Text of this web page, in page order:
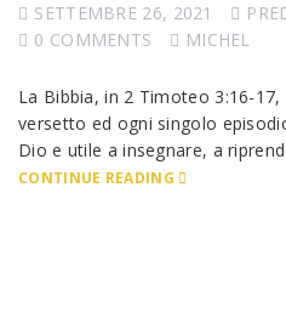
SETTEMBRE 26, 2021
0 COMMENTS
MICHEL
La Bibbia, in 2 Timoteo 3:16-
versetto ed ogni singolo
Dio e utile a insegnare, a
CONTINUE READING